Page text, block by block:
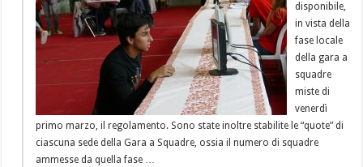
disponibile,
in vista della
fase locale
della gara a
squadre
miste di
venerdì
primo marzo, il regolamento. Sono state inoltre stabilite le “quote” di
ciascuna sede della Gara a Squadre, ossia il numero di squadre
ammesse da quella fase …